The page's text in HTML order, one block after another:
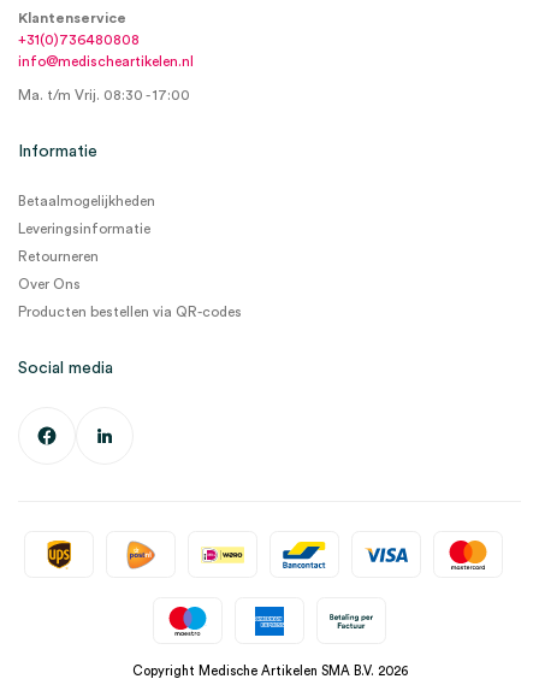
Klantenservice
+31(0)736480808
info@medischeartikelen.nl
Ma. t/m Vrij. 08:30 - 17:00
Informatie
Betaalmogelijkheden
Leveringsinformatie
Retourneren
Over Ons
Producten bestellen via QR-codes
Social media
Copyright Medische Artikelen SMA B.V. 2026